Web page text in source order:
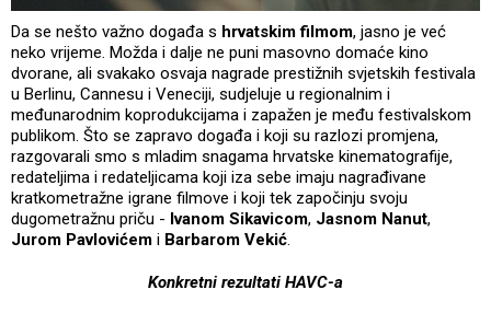
Da se nešto važno događa s hrvatskim filmom, jasno je već
neko vrijeme. Možda i dalje ne puni masovno domaće kino
dvorane, ali svakako osvaja nagrade prestižnih svjetskih festivala
u Berlinu, Cannesu i Veneciji, sudjeluje u regionalnim i
međunarodnim koprodukcijama i zapažen je među festivalskom
publikom. Što se zapravo događa i koji su razlozi promjena,
razgovarali smo s mladim snagama hrvatske kinematografije,
redateljima i redateljicama koji iza sebe imaju nagrađivane
kratkometražne igrane filmove i koji tek započinju svoju
dugometražnu priču - Ivanom Sikavicom, Jasnom Nanut,
Jurom Pavlovićem i Barbarom Vekić.
Konkretni rezultati HAVC-a